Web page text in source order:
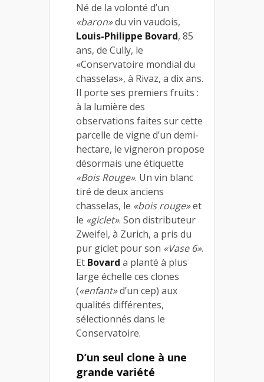
Né de la volonté d’un
«baron»du vin vaudois,
Louis-Philippe Bovard, 85
ans, de Cully, le
«Conservatoire mondial du
chasselas», à Rivaz, a dix ans.
Il porte ses premiers fruits :
à la lumière des
observations faites sur cette
parcelle de vigne d’un demi-
hectare, le vigneron propose
désormais une étiquette
«Bois Rouge». Un vin blanc
tiré de deux anciens
chasselas, le «bois rouge»et
le «giclet». Son distributeur
Zweifel, à Zurich, a pris du
pur giclet pour son «Vase 6».
Et Bovard a planté à plus
large échelle ces clones
(«enfant»d’un cep) aux
qualités différentes,
sélectionnés dans le
Conservatoire.
D’un seul clone à une
grande variété